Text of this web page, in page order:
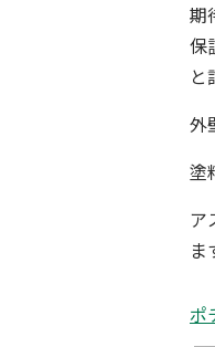
期
保
と
外
塗
ア
ま
ポ